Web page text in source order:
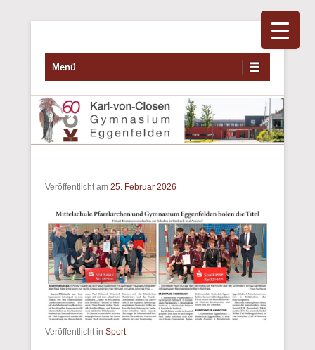
Primäres Menü
Zum Inhalt wechseln
Menü
Veröffentlicht am 25. Februar 2026
Veröffentlicht in Sport